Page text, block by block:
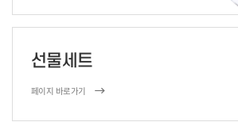
선물세트
페이지 바로가기